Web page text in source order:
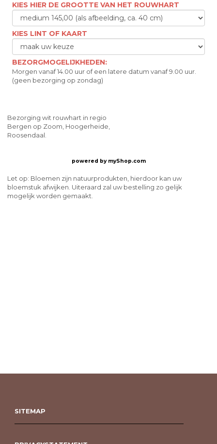
KIES HIER DE GROOTTE VAN HET ROUWHART
KIES LINT OF KAART
BEZORGMOGELIJKHEDEN:
Morgen vanaf 14.00 uur of een latere datum vanaf 9.00 uur.
(geen bezorging op zondag)
Bezorging wit rouwhart in regio
Bergen op Zoom, Hoogerheide,
Roosendaal.
powered by myShop.com
Let op: Bloemen zijn natuurprodukten, hierdoor kan uw
bloemstuk afwijken. Uiteraard zal uw bestelling zo gelijk
mogelijk worden gemaakt.
SITEMAP